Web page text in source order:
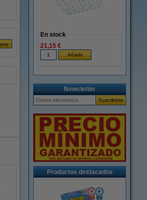
En stock
21,15 €
Newsletter
Productos destacados